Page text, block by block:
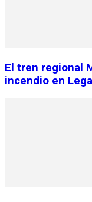
El tren regional
incendio en